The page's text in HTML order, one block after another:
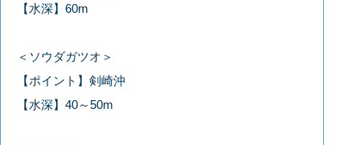
【水深】60m
＜ソウダガツオ＞
【ポイント】剣崎沖
【水深】40～50m